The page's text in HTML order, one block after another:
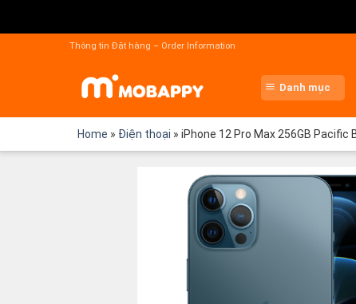
Thông tin Đặt hàng – Order Information
Danh mục
Home » Điện thoại » iPhone 12 Pro Max 256GB Pacific